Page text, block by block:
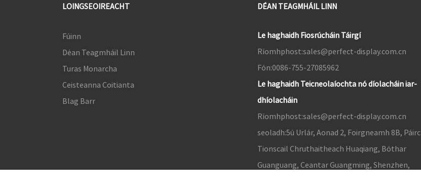
LOINGSEOIREACHT
Fúinn
Déan Teagmháil Linn
Turas Monarcha
Ceisteanna Coitianta
Blag Barr
DÉAN TEAGMHÁIL LINN
Le haghaidh Fiosrúcháin Táirgí
Ríomhphost:sales@perfect-display.com.cn
Fón:0086-755-27085962
Le haghaidh Teicneolaíochta nó díolacháin iar-
dhíolacháin
Ríomhphost:sales@perfect-display.com.cn
seoladh:5ú Urlár, Aonad 2, Foirgneamh 8B, Páirc
Tionscail Chruthaitheach Huaqiang, Bóthar
Guanguang, Ceantar Guangming, Shenzhen,